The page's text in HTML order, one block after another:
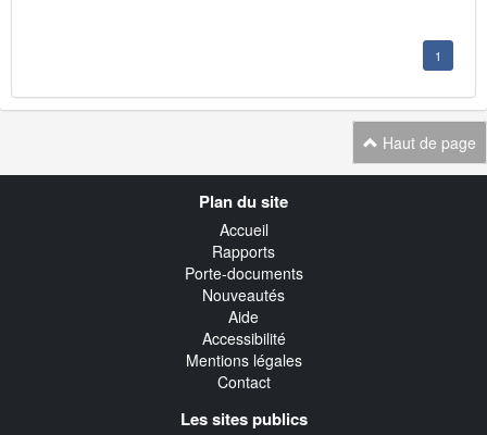
1
Haut de page
Plan du site
Accueil
Rapports
Porte-documents
Nouveautés
Aide
Accessibilité
Mentions légales
Contact
Les sites publics